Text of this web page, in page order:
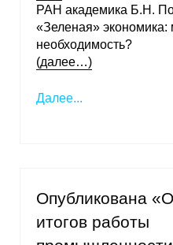
РАН академика Б.Н.
«Зеленая» экономика:
необходимость?
(далее…)
Далее...
Опубликована
итогов работы